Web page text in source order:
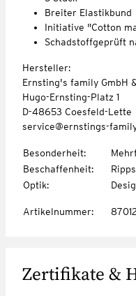
Breiter Elastikbund
Initiative "Cotton
Schadstoffgeprüft
Hersteller:
Ernsting's family GmbH
Hugo-Ernsting-Platz 1
D-48653 Coesfeld-Lette
service@ernstings-
Besonderheit:
Beschaffenheit:
Optik:
Artikelnummer:
Zertifikate &